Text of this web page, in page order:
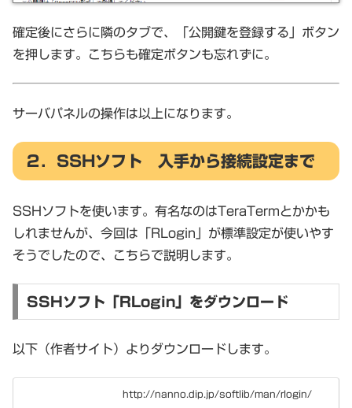
確定後にさらに隣のタブで、「公開鍵を登録する」ボタン
を押します。こちらも確定ボタンも忘れずに。
サーバパネルの操作は以上になります。
２．SSHソフト 入手から接続設定まで
SSHソフトを使います。有名なのはTeraTermとかかも
しれませんが、今回は「RLogin」が標準設定が使いやす
そうでしたので、こちらで説明します。
SSHソフト「RLogin」をダウンロード
以下（作者サイト）よりダウンロードします。
http://nanno.dip.jp/softlib/man/rlogin/